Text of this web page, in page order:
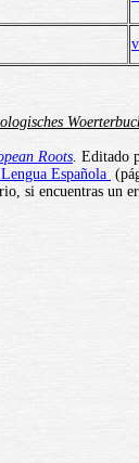
Roots Editado
Española
si encuentras un